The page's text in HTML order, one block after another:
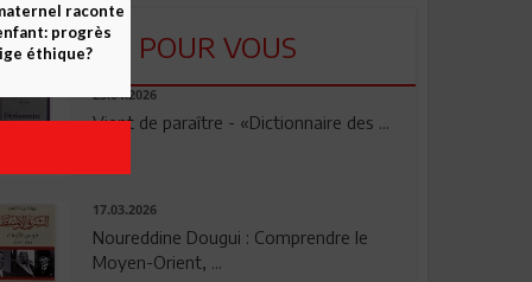
LU POUR VOUS
23.04.2026
Vient de paraître - «Dictionnaire des ...
17.03.2026
Noureddine Dougui : Comprendre le
Moyen-Orient, ...
raconte
progrès
éthique?